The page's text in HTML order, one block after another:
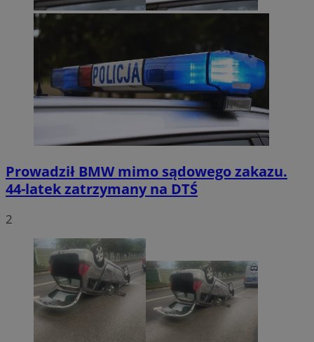
Prowadził BMW mimo sądowego zakazu.
44-latek zatrzymany na DTŚ
2